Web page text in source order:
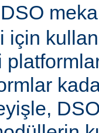
için